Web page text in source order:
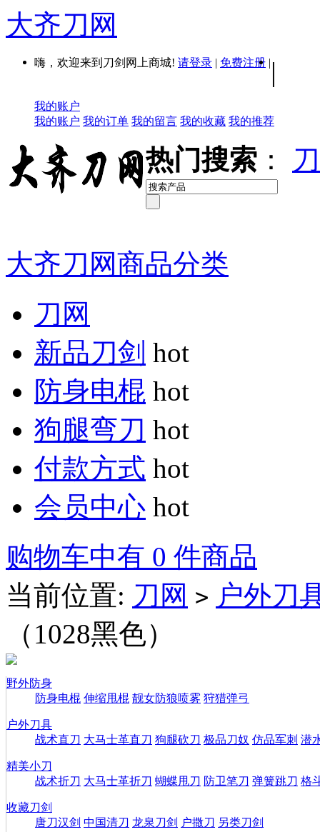
大齐刀网
嗨，欢迎来到刀剑网上商城! 请登录 | 免费注册 | |
我的账户
我的账户 我的订单 我的留言 我的收藏 我的推荐
热门搜索 ：
大齐刀网商品分类
刀网
新品刀剑 hot
防身电棍 hot
狗腿弯刀 hot
付款方式 hot
会员中心 hot
购物车中有 0 件商品
当前位置: 刀网 > 户外刀
（1028黑色）
野外防身
防身电棍 伸缩甩棍 靓女防狼喷雾 狩猎弹弓
户外刀具
战术直刀 大马士革直刀 狗腿砍刀 极品刀奴 仿品军刺 潜
精美小刀
战术折刀 大马士革折刀 蝴蝶甩刀 防卫笔刀 弹簧跳刀 格
收藏刀剑
唐刀汉剑 中国清刀 龙泉刀剑 户撒刀 另类刀剑